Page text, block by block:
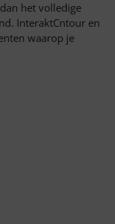
het volledige
InteraktCntour en
waarop je